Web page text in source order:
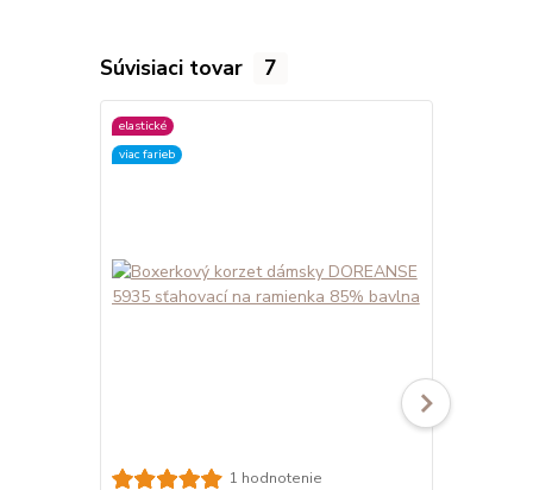
Súvisiaci tovar 7
elastické
viac farieb
1 hodnotenie